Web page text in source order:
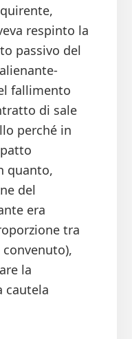
respinto la
passivo del
fallimento
di sale
perché in
quanto,
del
era
tra
la
cautela